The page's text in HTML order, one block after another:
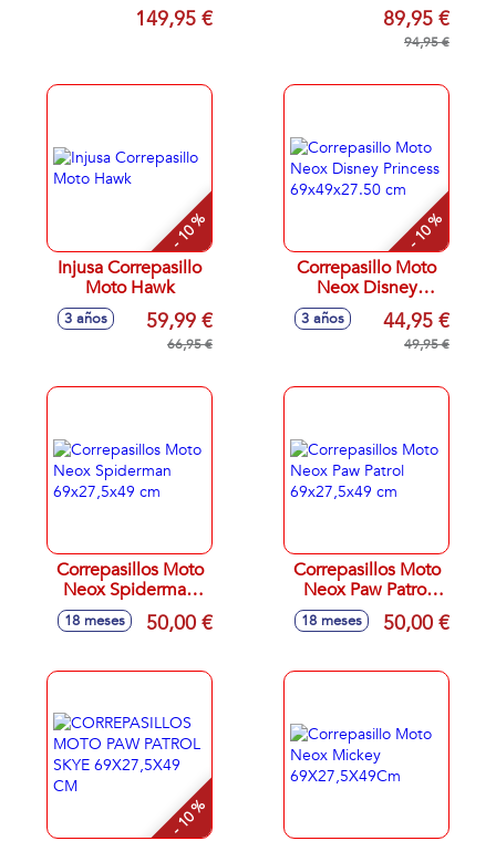
149,95 € 99X46X61 Cm
89,95 €
94,95 €
- 10 %
Injusa Correpasillo
Moto Hawk
3 años 59,99 €
66,95 €
- 10 %
Correpasillo Moto
Neox Disney
Princess
69x49x27.50 cm
3 años 44,95 €
49,95 €
Correpasillos Moto
Neox Spiderman
69x27,5x49 cm
18 meses 50,00 €
Correpasillos Moto
Neox Paw Patrol
69x27,5x49 cm
18 meses 50,00 €
- 10 %